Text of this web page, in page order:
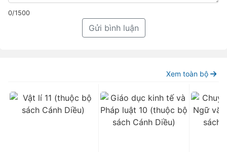
0/1500
Gửi bình luận
Xem toàn bộ